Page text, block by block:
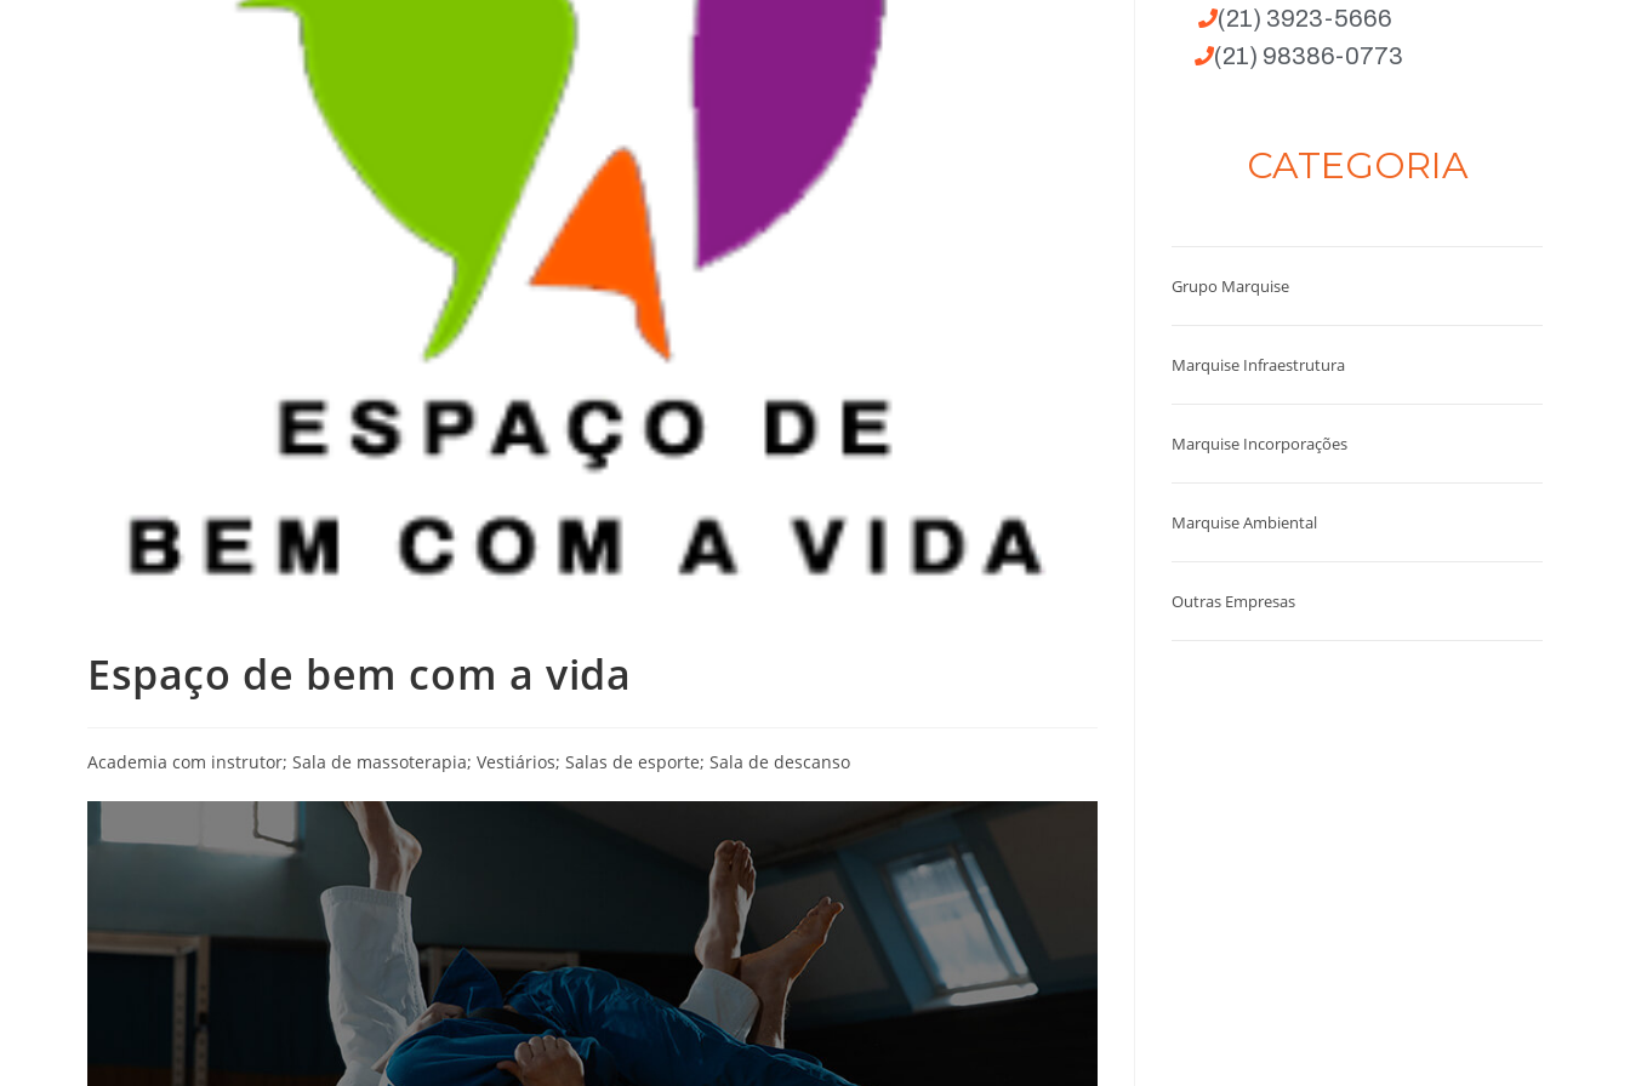
Espaço de bem com a vida
Academia com instrutor; Sala de massoterapia; Vestiários; Salas de esporte; Sala de descanso
(21) 3923-5666
(21) 98386-0773
CATEGORIA
Grupo Marquise
Marquise Infraestrutura
Marquise Incorporações
Marquise Ambiental
Outras Empresas